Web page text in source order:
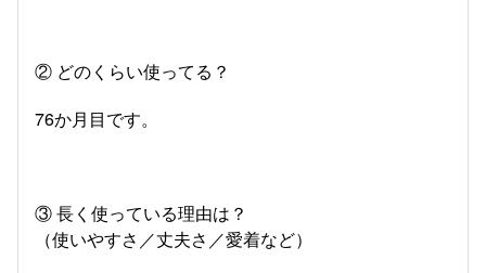
② どのくらい使ってる？
76か月目です。
③ 長く使っている理由は？
（使いやすさ／丈夫さ／愛着など）